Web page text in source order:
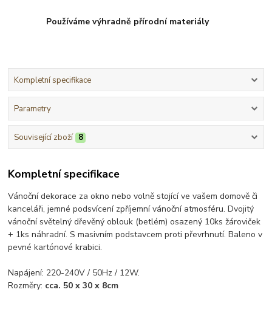
Používáme výhradně přírodní materiály
Kompletní specifikace
Parametry
Související zboží 8
Kompletní specifikace
Vánoční dekorace za okno nebo volně stojící ve vašem domově či
kanceláři, jemné podsvícení zpříjemní vánoční atmosféru. Dvojitý
vánoční světelný dřevěný oblouk (betlém) osazený 10ks žároviček
+ 1ks náhradní. S masivním podstavcem proti převrhnutí. Baleno v
pevné kartónové krabici.
Napájení: 220-240V / 50Hz / 12W.
Rozměry: cca. 50 x 30 x 8cm